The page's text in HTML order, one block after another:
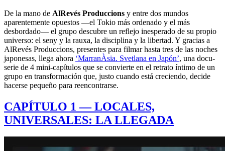
De la mano de AlRevés Produccions y entre dos mundos
aparentemente opuestos —el Tokio más ordenado y el más
desbordado— el grupo descubre un reflejo inesperado de su propio
universo: el seny y la rauxa, la disciplina y la libertad. Y gracias a
AlRevés Produccions, presentes para filmar hasta tres de las noches
japonesas, llega ahora ‘MarranÀsia. Svetlana en Japón’, una docu-
serie de 4 mini-capítulos que se convierte en el retrato íntimo de un
grupo en transformación que, justo cuando está creciendo, decide
hacerse pequeño para reencontrarse.
CAPÍTULO 1 — LOCALES,
UNIVERSALES: LA LLEGADA